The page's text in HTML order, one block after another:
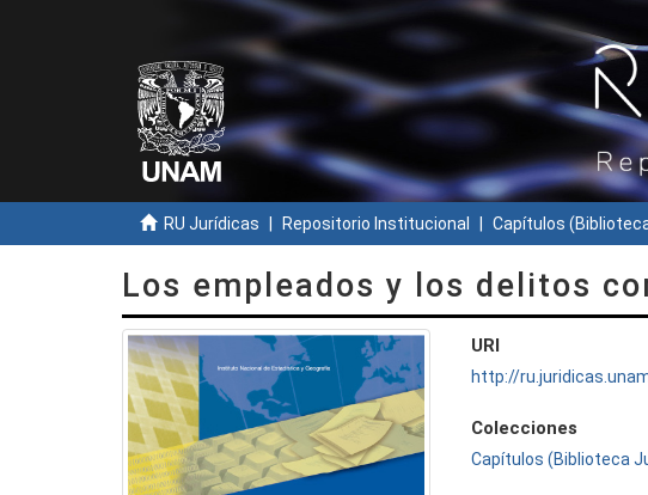
RU Jurídicas Repositorio Institucional Capítulos
Los empleados y los delitos
URI
http://
Colecciones
Capítulos (Biblioteca